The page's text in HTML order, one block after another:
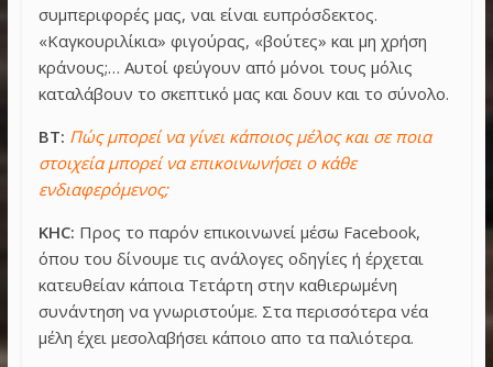
συμπεριφορές μας, ναι είναι ευπρόσδεκτος.
«Καγκουριλίκια» φιγούρας, «βούτες» και μη χρήση
κράνους;… Αυτοί φεύγουν από μόνοι τους μόλις
καταλάβουν το σκεπτικό μας και δουν και το σύνολο.
BT: Πώς μπορεί να γίνει κάποιος μέλος και σε ποια
στοιχεία μπορεί να επικοινωνήσει ο κάθε
ενδιαφερόμενος;
KHC: Προς το παρόν επικοινωνεί μέσω Facebook,
όπου του δίνουμε τις ανάλογες οδηγίες ή έρχεται
κατευθείαν κάποια Τετάρτη στην καθιερωμένη
συνάντηση να γνωριστούμε. Στα περισσότερα νέα
μέλη έχει μεσολαβήσει κάποιο απο τα παλιότερα.